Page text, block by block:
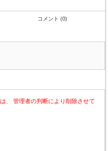
コメント (0)
、 管理者の判断により削除させて